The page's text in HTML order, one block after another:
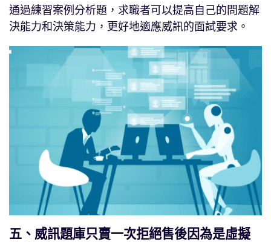
通過練習案例分析題，求職者可以提高自己的問題解
決能力和決策能力，更好地適應威訊的面試要求。
五、威訊題庫只賣一次拒絕售後因為是虛擬